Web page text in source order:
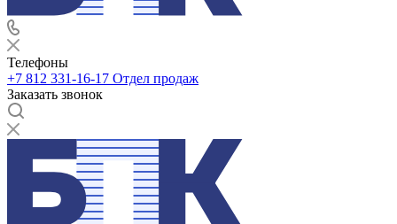
Телефоны
+7 812 331-16-17 Отдел продаж
Заказать звонок